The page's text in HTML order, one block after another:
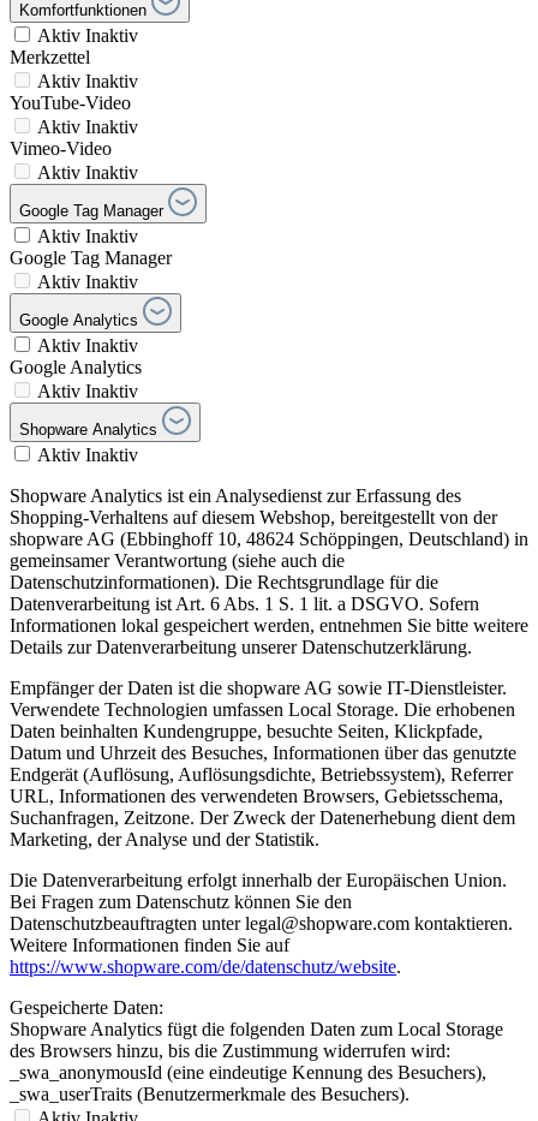
Komfortfunktionen
Aktiv Inaktiv
Merkzettel
Aktiv Inaktiv
YouTube-Video
Aktiv Inaktiv
Vimeo-Video
Aktiv Inaktiv
Google Tag Manager
Aktiv Inaktiv
Google Tag Manager
Aktiv Inaktiv
Google Analytics
Aktiv Inaktiv
Google Analytics
Aktiv Inaktiv
Shopware Analytics
Aktiv Inaktiv
Shopware Analytics ist ein Analysedienst zur Erfassung des
Shopping-Verhaltens auf diesem Webshop, bereitgestellt von der
shopware AG (Ebbinghoff 10, 48624 Schöppingen, Deutschland) in
gemeinsamer Verantwortung (siehe auch die
Datenschutzinformationen). Die Rechtsgrundlage für die
Datenverarbeitung ist Art. 6 Abs. 1 S. 1 lit. a DSGVO. Sofern
Informationen lokal gespeichert werden, entnehmen Sie bitte weitere
Details zur Datenverarbeitung unserer Datenschutzerklärung.
Empfänger der Daten ist die shopware AG sowie IT-Dienstleister.
Verwendete Technologien umfassen Local Storage. Die erhobenen
Daten beinhalten Kundengruppe, besuchte Seiten, Klickpfade,
Datum und Uhrzeit des Besuches, Informationen über das genutzte
Endgerät (Auflösung, Auflösungsdichte, Betriebssystem), Referrer
URL, Informationen des verwendeten Browsers, Gebietsschema,
Suchanfragen, Zeitzone. Der Zweck der Datenerhebung dient dem
Marketing, der Analyse und der Statistik.
Die Datenverarbeitung erfolgt innerhalb der Europäischen Union.
Bei Fragen zum Datenschutz können Sie den
Datenschutzbeauftragten unter legal@shopware.com kontaktieren.
Weitere Informationen finden Sie auf
https://www.shopware.com/de/datenschutz/website.
Gespeicherte Daten:
Shopware Analytics fügt die folgenden Daten zum Local Storage
des Browsers hinzu, bis die Zustimmung widerrufen wird:
_swa_anonymousId (eine eindeutige Kennung des Besuchers),
_swa_userTraits (Benutzermerkmale des Besuchers).